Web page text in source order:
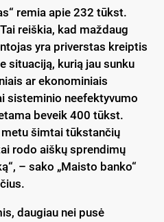
remia apie 232 tūkst.
reiškia, kad maždaug
yra priverstas kreiptis
situaciją, kurią jau sunku
ar ekonominiais
sisteminio neefektyvumo
beveik 400 tūkst.
šimtai tūkstančių
rodo aiškų sprendimų
– sako „Maisto banko“
daugiau nei pusė